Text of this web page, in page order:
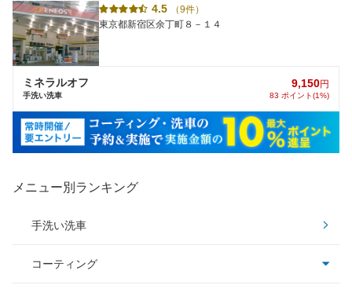
4.5
（9件）
東京都新宿区余丁町８－１４
ミネラルオフ
手洗い洗車
9,150円
83 ポイント(1%)
メニュー別ランキング
手洗い洗車
コーティング